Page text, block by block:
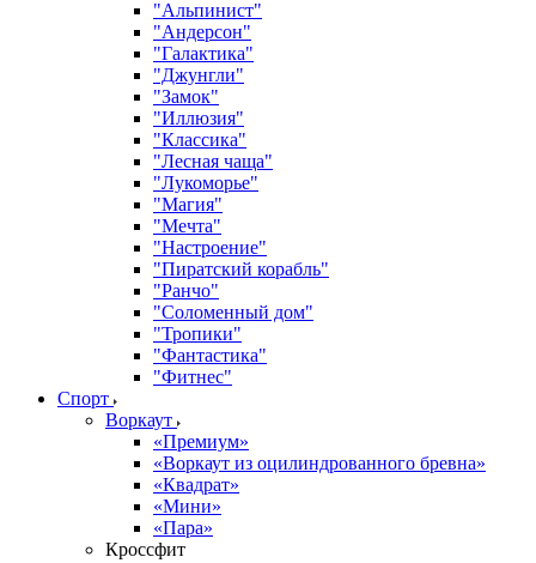
"Альпинист"
"Андерсон"
"Галактика"
"Джунгли"
"Замок"
"Иллюзия"
"Классика"
"Лесная чаща"
"Лукоморье"
"Магия"
"Мечта"
"Настроение"
"Пиратский корабль"
"Ранчо"
"Соломенный дом"
"Тропики"
"Фантастика"
"Фитнес"
Спорт
Воркаут
«Премиум»
«Воркаут из оцилиндрованного бревна»
«Квадрат»
«Мини»
«Пара»
Кроссфит